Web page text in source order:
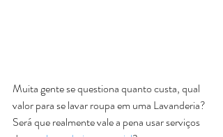
Muita gente se questiona quanto custa, qual
valor para se lavar roupa em uma Lavanderia?
Será que realmente vale a pena usar serviços